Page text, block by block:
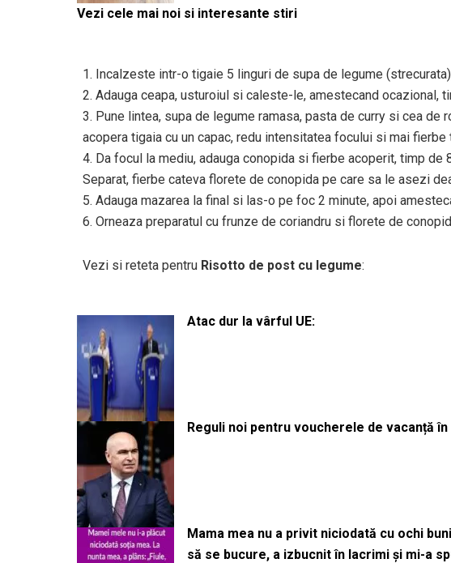
Vezi cele mai noi si interesante stiri
1. Incalzeste intr-o tigaie 5 linguri de supa de legume
2. Adauga ceapa, usturoiul si caleste-le, amestecand ocazional,
3. Pune lintea, supa de legume ramasa, pasta de curry si cea de
acopera tigaia cu un capac, redu intensitatea focului si mai
4. Da focul la mediu, adauga conopida si fierbe acoperit, timp de
Separat, fierbe cateva florete de conopida pe care sa le asezi
5. Adauga mazarea la final si las-o pe foc 2 minute, apoi
6. Orneaza preparatul cu frunze de coriandru si florete de
Vezi si reteta pentru Risotto de post cu legume:
Atac dur la vârful UE:
Reguli noi pentru voucherele de vacanță
Mama mea nu a privit niciodată cu ochi
să se bucure, a izbucnit în lacrimi și mi-a